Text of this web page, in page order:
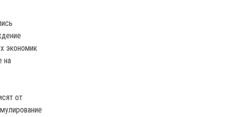
экономик
на
от